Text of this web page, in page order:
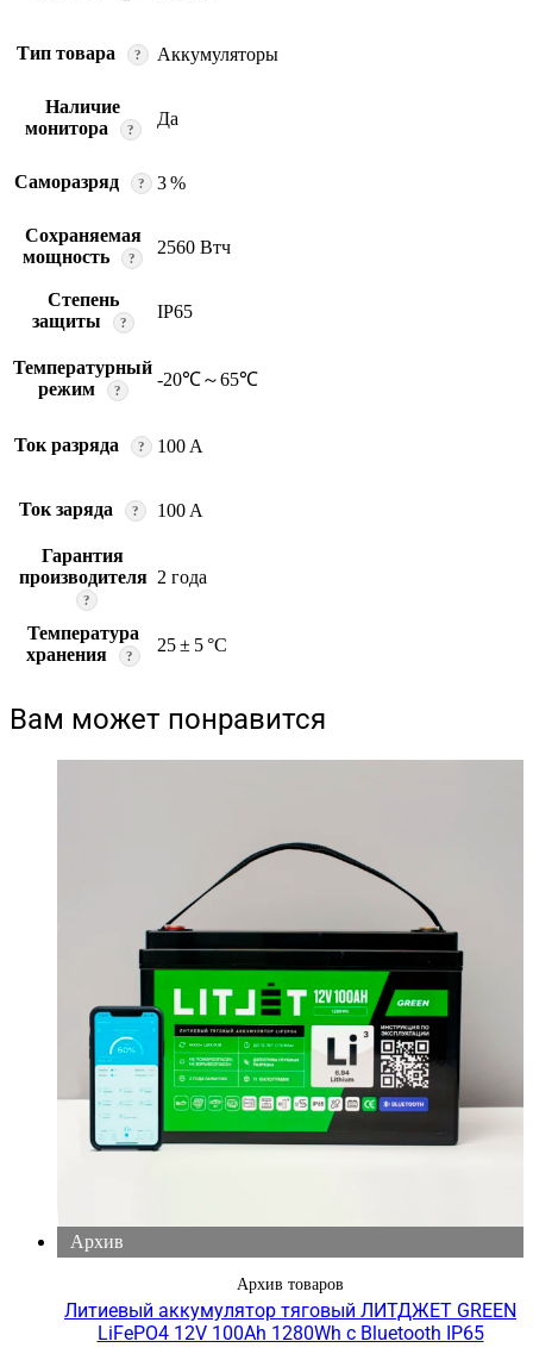
Тип товара ? Аккумуляторы
Наличие
монитора
?
Да
Саморазряд ? 3 %
Сохраняемая
мощность
?
2560 Втч
Степень
защиты
?
IP65
Температурный
режим
?
-20℃～65℃
Ток разряда ? 100 A
Ток заряда ? 100 A
Гарантия
производителя
?
2 года
Температура
хранения
?
25 ± 5 °C
Вам может понравится
Архив
Архив товаров
Литиевый аккумулятор тяговый ЛИТДЖЕТ GREEN
LiFePO4 12V 100Ah 1280Wh с Bluetooth IP65